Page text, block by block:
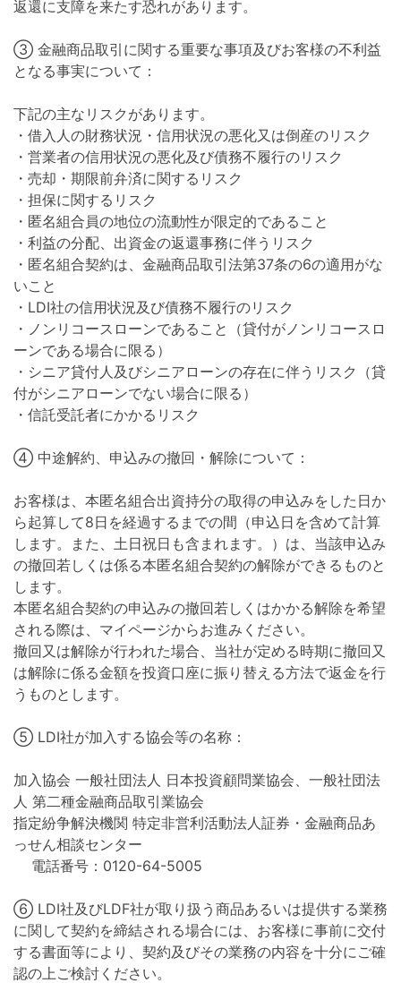
返還に支障を来たす恐れがあります。
③ 金融商品取引に関する重要な事項及びお客様の不利益
となる事実について：
下記の主なリスクがあります。
・借入人の財務状況・信用状況の悪化又は倒産のリスク
・営業者の信用状況の悪化及び債務不履行のリスク
・売却・期限前弁済に関するリスク
・担保に関するリスク
・匿名組合員の地位の流動性が限定的であること
・利益の分配、出資金の返還事務に伴うリスク
・匿名組合契約は、金融商品取引法第37条の6の適用がな
いこと
・LDI社の信用状況及び債務不履行のリスク
・ノンリコースローンであること（貸付がノンリコースロ
ーンである場合に限る）
・シニア貸付人及びシニアローンの存在に伴うリスク（貸
付がシニアローンでない場合に限る）
・信託受託者にかかるリスク
④ 中途解約、申込みの撤回・解除について：
お客様は、本匿名組合出資持分の取得の申込みをした日か
ら起算して8日を経過するまでの間（申込日を含めて計算
します。また、土日祝日も含まれます。）は、当該申込み
の撤回若しくは係る本匿名組合契約の解除ができるものと
します。
本匿名組合契約の申込みの撤回若しくはかかる解除を希望
される際は、マイページからお進みください。
撤回又は解除が行われた場合、当社が定める時期に撤回又
は解除に係る金額を投資口座に振り替える方法で返金を行
うものとします。
⑤ LDI社が加入する協会等の名称：
加入協会 一般社団法人 日本投資顧問業協会、一般社団法
人 第二種金融商品取引業協会
指定紛争解決機関 特定非営利活動法人証券・金融商品あ
っせん相談センター
電話番号：0120-64-5005
⑥ LDI社及びLDF社が取り扱う商品あるいは提供する業務
に関して契約を締結される場合には、お客様に事前に交付
する書面等により、契約及びその業務の内容を十分にご確
認の上ご検討ください。